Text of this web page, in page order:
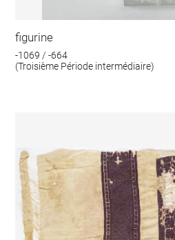
figurine
-1069 / -664
(Troisième Période intermédiaire)